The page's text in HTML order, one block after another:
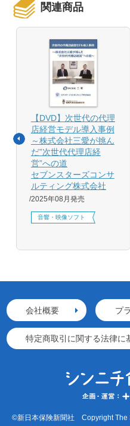
関連商品
【DVD】次世代の代理
店経営モデル導入事例
～株式会社三愛が挑ん
だ”次世代代理店経
営”への道
セブンスターズコンサ
ルティング株式会社
2025年08月発売
音響・映像ソフト
会社概要 プ
特定商取引に関する法律に
©新日本保険新聞社 Copyright The